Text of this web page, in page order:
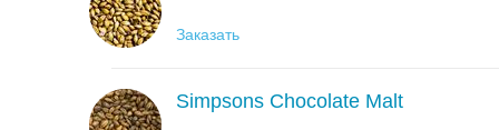
Заказать
Simpsons Chocolate Malt